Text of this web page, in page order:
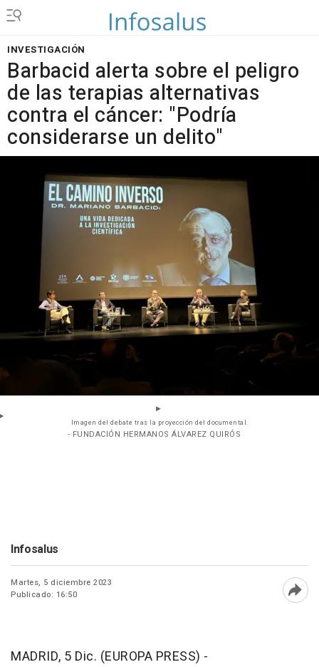
INVESTIGACIÓN
Barbacid alerta sobre el peligro
de las terapias alternativas
contra el cáncer: "Podría
considerarse un delito"
Imagen del debate tras la proyección del documental.
- FUNDACIÓN HERMANOS ÁLVAREZ QUIRÓS
Infosalus
Martes, 5 diciembre 2023
Publicado: 16:50
MADRID, 5 Dic. (EUROPA PRESS) -